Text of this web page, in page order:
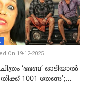
On 19-12-2025
ചിത്രം ‘ഭഭബ’ ഓടിയാൽ
1001 തേങ്ങ';